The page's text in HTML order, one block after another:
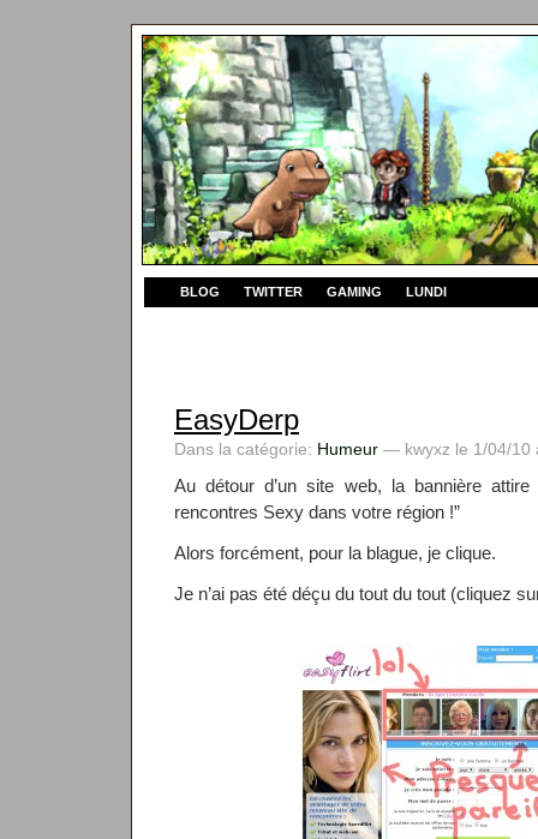
BLOG TWITTER GAMING LUNDI
EasyDerp
Dans la catégorie: Humeur — kwyxz le 1/04/10
Au détour d’un site web, la bannière
rencontres Sexy dans votre région !”
Alors forcément, pour la blague, je clique.
Je n’ai pas été déçu du tout du tout (cliquez